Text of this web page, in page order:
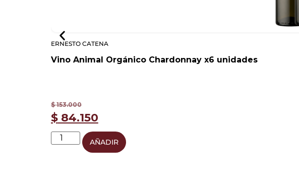
ERNESTO CATENA
Vino Animal Orgánico Chardonnay x6 unidades
$153.000
$84.150
AÑADIR